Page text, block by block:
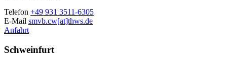
Telefon +49 931 3511-6305
E-Mail smvb.cw[at]thws.de
Anfahrt
Schweinfurt